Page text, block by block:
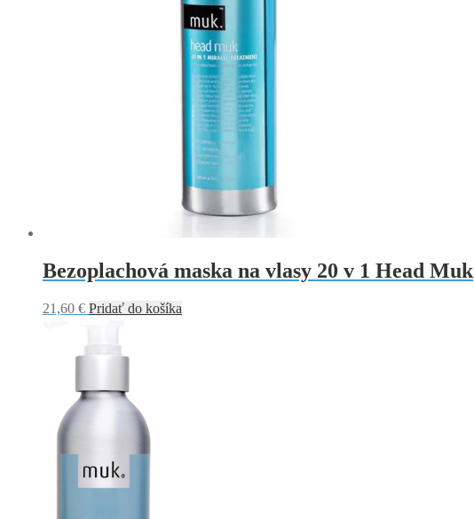
Bezoplachová maska na vlasy 20 v 1 Head Muk
21,60 € Pridať do košíka